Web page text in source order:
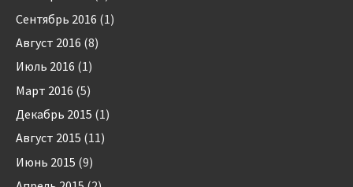
Сентябрь 2016 (1)
Август 2016 (8)
Июль 2016 (1)
Март 2016 (5)
Декабрь 2015 (1)
Август 2015 (11)
Июнь 2015 (9)